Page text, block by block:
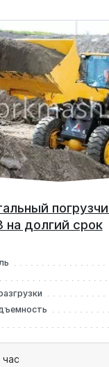
на долгий срок